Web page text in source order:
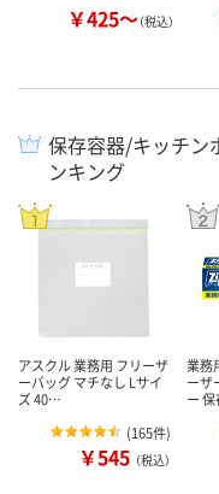
￥425～（税込）
保存容器/キッチン
ンキング
アスクル 業務用 フリーザ
ーバッグ マチなし Lサイ
ズ 40…
(165件)
￥545 （税込）
業務
ーザ
ー